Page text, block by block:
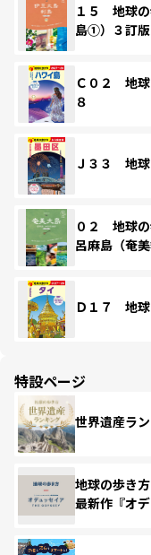
１５ 地球
島①）３訂版
Ｃ０２ 地
８
Ｊ３３ 地
０２ 地球
呂麻島（奄
Ｄ１７ 地
特設ページ
世界遺産ラ
地球の歩き
最新作『オデ